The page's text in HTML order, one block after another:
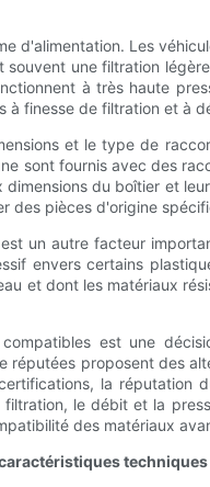
d'alimentation. Les
une filtration
à très haute
à finesse de filtration et à
et le type de
sont fournis avec des
du boîtier et
des pièces d'origine
un autre facteur
envers certains
et dont les matériaux
est une
réputées proposent des
la réputation
le débit et la
des matériaux